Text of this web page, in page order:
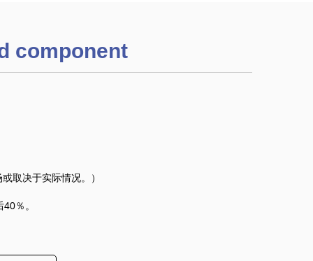
component
取决于实际情况。）
％。